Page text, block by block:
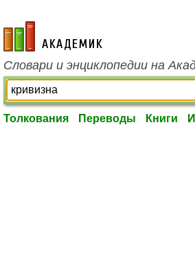
academic.ru
Словари и энциклопедии на
Толкования Переводы Книги